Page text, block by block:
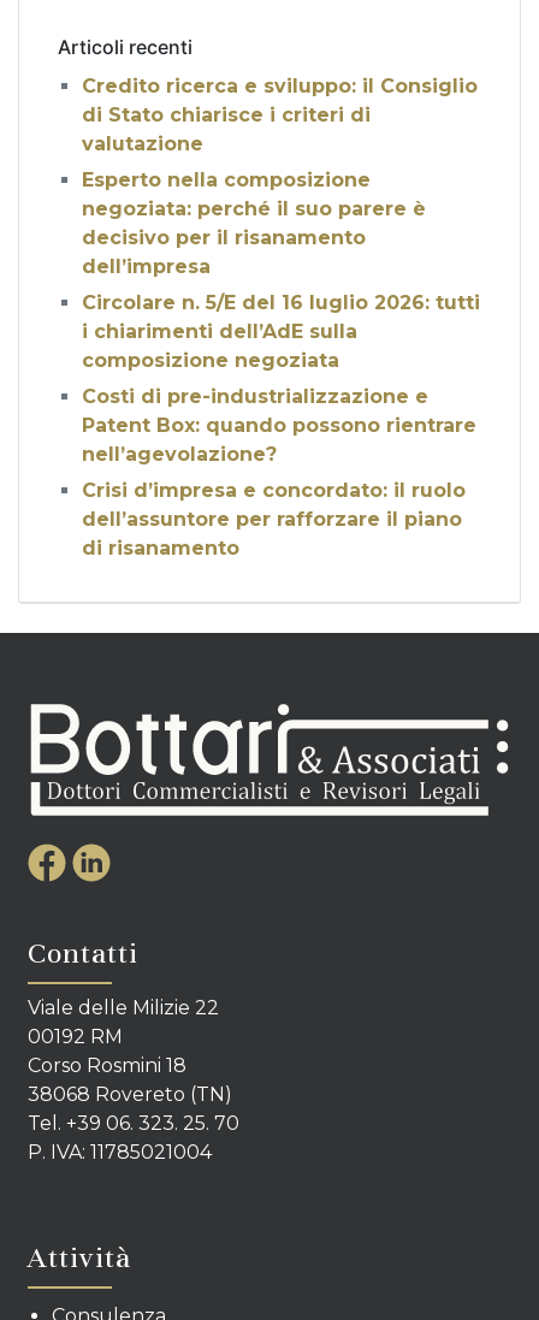
Articoli recenti
Credito ricerca e sviluppo: il Consiglio
di Stato chiarisce i criteri di
valutazione
Esperto nella composizione
negoziata: perché il suo parere è
decisivo per il risanamento
dell’impresa
Circolare n. 5/E del 16 luglio 2026: tutti
i chiarimenti dell’AdE sulla
composizione negoziata
Costi di pre-industrializzazione e
Patent Box: quando possono rientrare
nell’agevolazione?
Crisi d’impresa e concordato: il ruolo
dell’assuntore per rafforzare il piano
di risanamento
Contatti
Viale delle Milizie 22
00192 RM
Corso Rosmini 18
38068 Rovereto (TN)
Tel. +39 06. 323. 25. 70
P. IVA: 11785021004
Attività
Consulenza